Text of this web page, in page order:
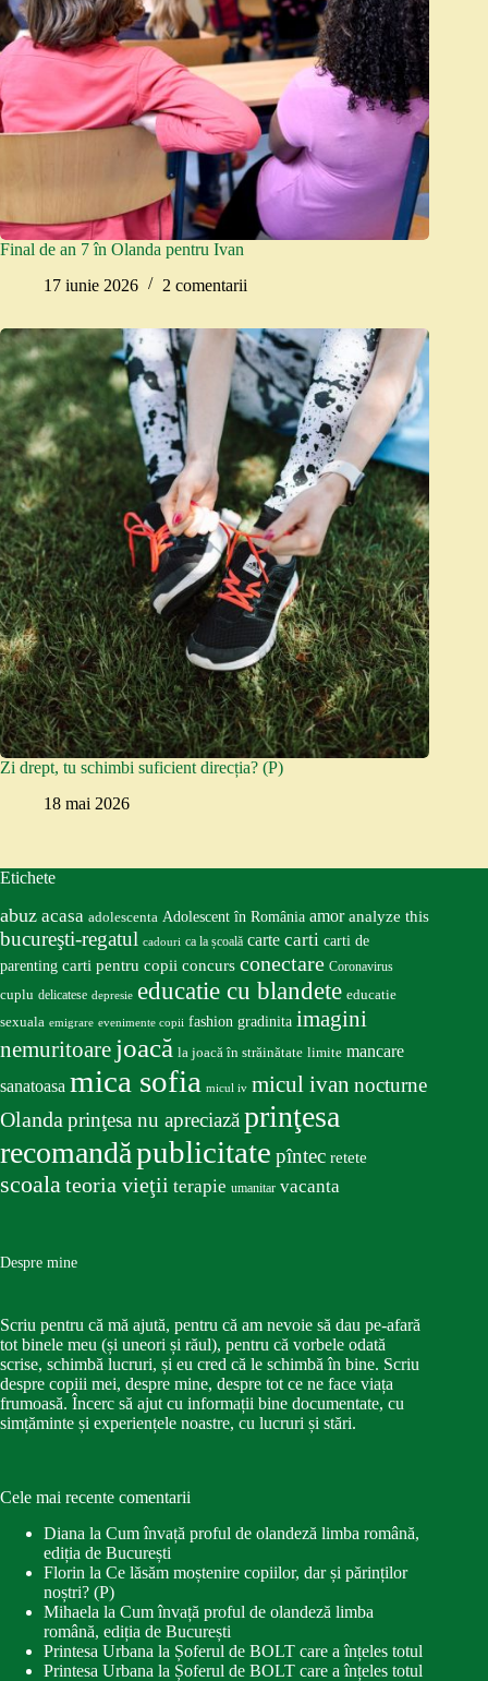
Final de an 7 în Olanda pentru Ivan
17 iunie 2026
2 comentarii
Zi drept, tu schimbi suficient direcția? (P)
18 mai 2026
Etichete
abuz acasa adolescenta Adolescent în România amor analyze this
bucureşti-regatul cadouri ca la școală carte carti carti de
parenting carti pentru copii concurs conectare Coronavirus
cuplu delicatese depresie educatie cu blandete educatie
sexuala emigrare evenimente copii fashion gradinita imagini
nemuritoare joacă la joacă în străinătate limite mancare
sanatoasa mica sofia micul iv micul ivan nocturne
Olandaprinţesa nu apreciazăprinţesa
recomandăpublicitate pîntec retete
scoalateoria vieţii terapie umanitar vacanta
Despre mine
Scriu pentru că mă ajută, pentru că am nevoie să dau pe-afară
tot binele meu (și uneori și răul), pentru că vorbele odată
scrise, schimbă lucruri, și eu cred că le schimbă în bine. Scriu
despre copiii mei, despre mine, despre tot ce ne face viața
frumoasă. Încerc să ajut cu informații bine documentate, cu
simțăminte și experiențele noastre, cu lucruri și stări.
Cele mai recente comentarii
Diana la Cum învață proful de olandeză limba română,
ediția de București
Florin la Ce lăsăm moștenire copiilor, dar și părinților
noștri? (P)
Mihaela la Cum învață proful de olandeză limba
română, ediția de București
Printesa Urbana la Șoferul de BOLT care a înțeles totul
Printesa Urbana la Șoferul de BOLT care a înțeles totul